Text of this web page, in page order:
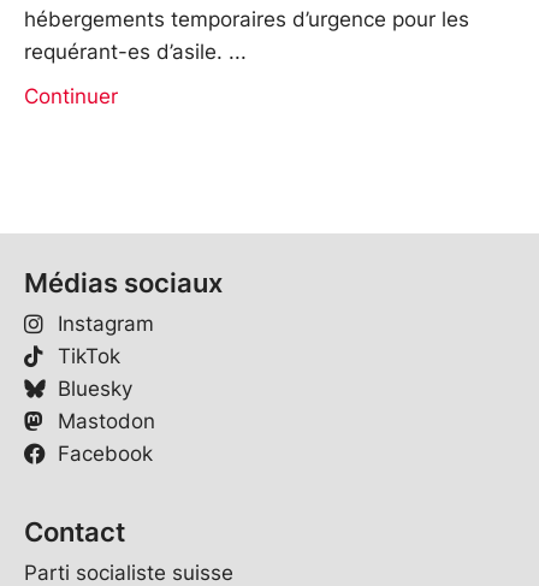
hébergements temporaires d’urgence pour les
requérant-es d’asile.
Continuer
Médias sociaux
Instagram
TikTok
Bluesky
Mastodon
Facebook
Contact
Parti socialiste suisse